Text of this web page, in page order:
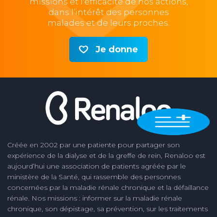
dans l’intérêt des personnes
malades et de leurs proches.
Je donne
Créée en 2002 par une patiente pour partager son
expérience de la dialyse et de la greffe de rein, Renaloo est
aujourd’hui une association de patients agréée par le
ministère de la Santé, qui rassemble des personnes
concernées par la maladie rénale chronique et la défaillance
rénale. Nos missions : informer sur la maladie rénale
chronique, son dépistage, sa prévention, sur les traitements